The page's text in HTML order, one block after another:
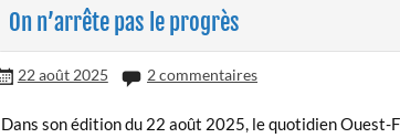
On n’arrête pas le progrès
22 août 2025 2 commentaires
Dans son édition du 22 août 2025, le quotidien Ouest-